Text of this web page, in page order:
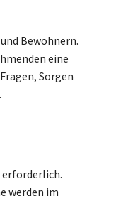
Bewohnern.
eine
Sorgen
erforderlich.
werden im